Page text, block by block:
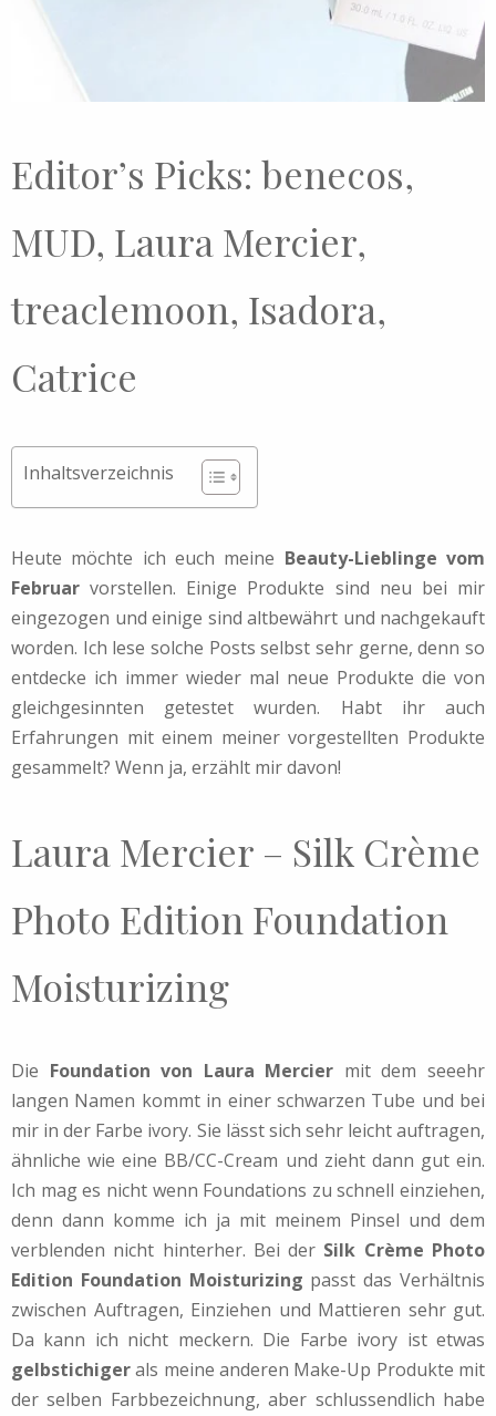
Editor’s Picks: benecos,
MUD, Laura Mercier,
treaclemoon, Isadora,
Catrice
Inhaltsverzeichnis
Heute möchte ich euch meine Beauty-Lieblinge vom
Februar vorstellen. Einige Produkte sind neu bei mir
eingezogen und einige sind altbewährt und nachgekauft
worden. Ich lese solche Posts selbst sehr gerne, denn so
entdecke ich immer wieder mal neue Produkte die von
gleichgesinnten getestet wurden. Habt ihr auch
Erfahrungen mit einem meiner vorgestellten Produkte
gesammelt? Wenn ja, erzählt mir davon!
Laura Mercier – Silk Crème
Photo Edition Foundation
Moisturizing
Die Foundation von Laura Mercier mit dem seeehr
langen Namen kommt in einer schwarzen Tube und bei
mir in der Farbe ivory. Sie lässt sich sehr leicht auftragen,
ähnliche wie eine BB/CC-Cream und zieht dann gut ein.
Ich mag es nicht wenn Foundations zu schnell einziehen,
denn dann komme ich ja mit meinem Pinsel und dem
verblenden nicht hinterher. Bei der Silk Crème Photo
Edition Foundation Moisturizing passt das Verhältnis
zwischen Auftragen, Einziehen und Mattieren sehr gut.
Da kann ich nicht meckern. Die Farbe ivory ist etwas
gelbstichigerals meine anderen Make-Up Produkte mit
der selben Farbbezeichnung, aber schlussendlich habe